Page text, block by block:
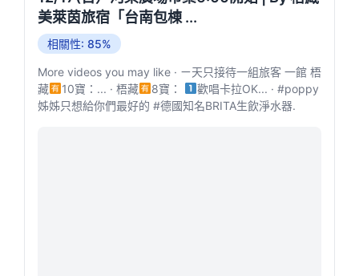
美萊茵旅宿「台南包棟 ...
相關性: 85%
More videos you may like · ㄧ天只接待一組旅客 一館 梧
藏
10寶：... · 梧藏 8寶：
歡唱卡拉OK... · #poppy
姊姊只想給你們最好的 #德國知名BRITA生飲淨水器.